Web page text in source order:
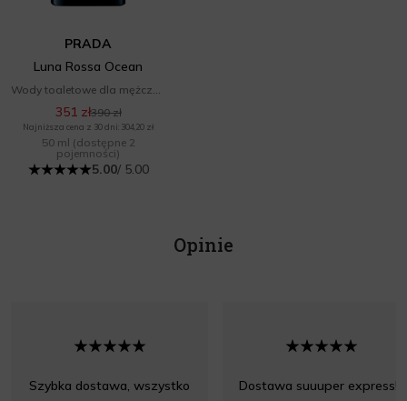
PRADA
Luna Rossa Ocean
351 zł390 zł
Najniższa cena z 30 dni: 304,20 zł
50 ml (dostępne 2
pojemności)
5.00/ 5.00
Opinie
Szybka dostawa, wszystko
Dostawa suuuper express!!!